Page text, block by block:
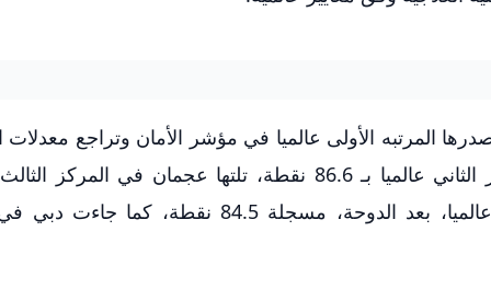
المرتبه الأولى عالميا في مؤشر الأمان وتراجع معدلات
نقطة، فيما حلت الشارقة في المركز الخامس عالميا، بعد الدوحة، مسجلة 84.5